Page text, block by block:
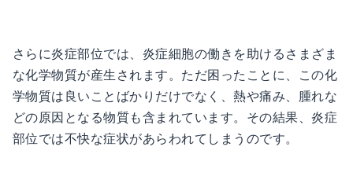
さらに炎症部位では、炎症細胞の働きを助けるさまざま
な化学物質が産生されます。ただ困ったことに、この化
学物質は良いことばかりだけでなく、熱や痛み、腫れな
どの原因となる物質も含まれています。その結果、炎症
部位では不快な症状があらわれてしまうのです。